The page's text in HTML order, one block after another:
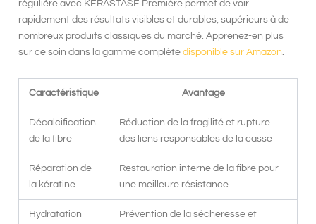
régulière avec KERASTASE Première permet de voir
rapidement des résultats visibles et durables, supérieurs à de
nombreux produits classiques du marché. Apprenez-en plus
sur ce soin dans la gamme complète disponible sur Amazon.
Caractéristique Avantage
Décalcification
de la fibre
Réduction de la fragilité et rupture
des liens responsables de la casse
Réparation de
la kératine
Restauration interne de la fibre pour
une meilleure résistance
Hydratation
Prévention de la sécheresse et